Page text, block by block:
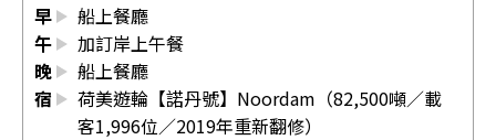
早
船上餐廳
午
加訂岸上午餐
晚
船上餐廳
宿
荷美遊輪【諾丹號】Noordam（82,500噸／載
客1,996位／2019年重新翻修）